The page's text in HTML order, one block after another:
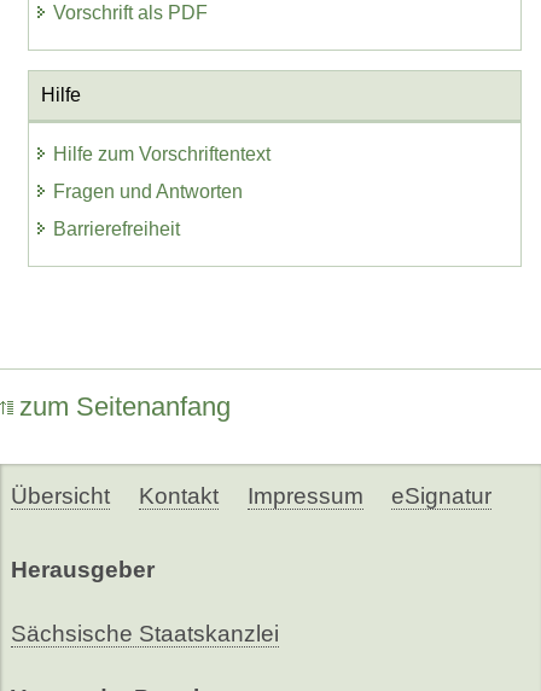
Vorschrift als PDF
Hilfe
Hilfe zum Vorschriftentext
Fragen und Antworten
Barrierefreiheit
zum Seitenanfang
Übersicht Kontakt Impressum eSignatur
Herausgeber
Sächsische Staatskanzlei